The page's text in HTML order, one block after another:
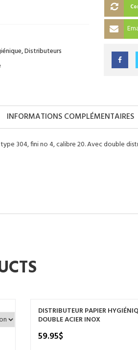
,Distributeurs
INFORMATIONS COMPLÉMENTAIRES
304, fini no 4, calibre 20. Avec double
DISTRIBUTEUR PAPIER
DOUBLE ACIER INOX
59.95$